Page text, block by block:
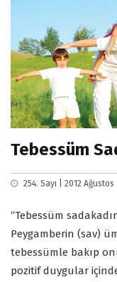
Tebessüm
254. Sayı | 2012 Ağustos
“Tebessüm
Peygamberin (sav)
tebessümle bakıp
pozitif duygular